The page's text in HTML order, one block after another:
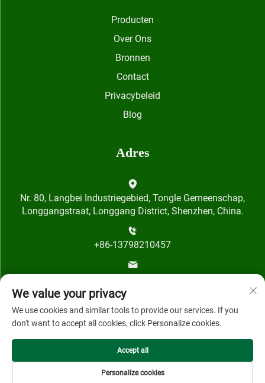
Producten
Over Ons
Bronnen
Contact
Privacybeleid
Blog
Adres
Nr. 80, Langbei Industriegebied, Tongle Gemeenschap,
Longgangstraat, Longgang District, Shenzhen, China.
+86-13798210457
Ltd.
We value your privacy
We use cookies and similar tools to provide our services. If you
don't want to accept all cookies, click Personalize cookies.
Personalize cookies
Accept all